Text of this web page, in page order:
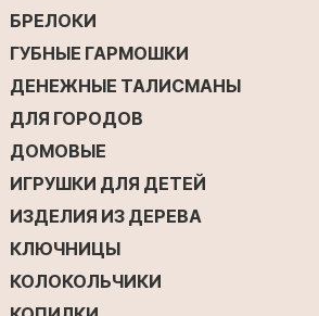
БРЕЛОКИ
ГУБНЫЕ ГАРМОШКИ
ДЕНЕЖНЫЕ ТАЛИСМАНЫ
ДЛЯ ГОРОДОВ
ДОМОВЫЕ
ИГРУШКИ ДЛЯ ДЕТЕЙ
ИЗДЕЛИЯ ИЗ ДЕРЕВА
КЛЮЧНИЦЫ
КОЛОКОЛЬЧИКИ